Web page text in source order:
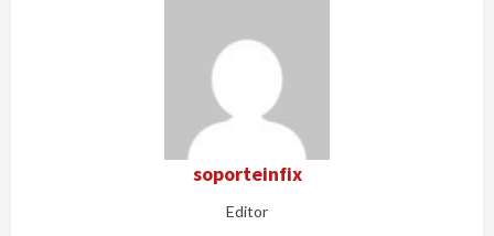
soporteinfix
Editor